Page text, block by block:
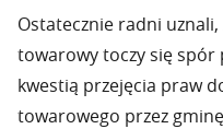
Ostatecznie radni
towarowy toczy się spór
kwestią przejęcia praw
towarowego przez